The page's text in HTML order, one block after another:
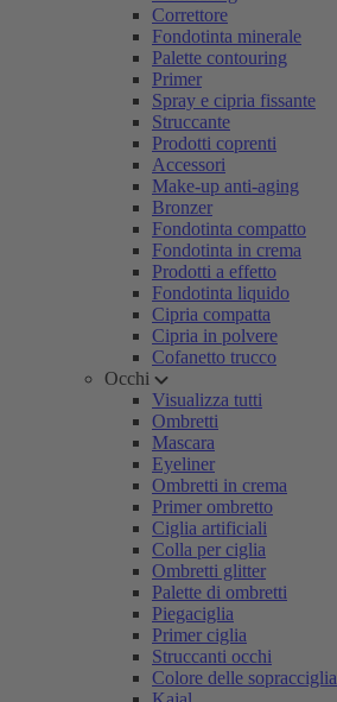
Correttore
Fondotinta minerale
Palette contouring
Primer
Spray e cipria fissante
Struccante
Prodotti coprenti
Accessori
Make-up anti-aging
Bronzer
Fondotinta compatto
Fondotinta in crema
Prodotti a effetto
Fondotinta liquido
Cipria compatta
Cipria in polvere
Cofanetto trucco
Occhi
Visualizza tutti
Ombretti
Mascara
Eyeliner
Ombretti in crema
Primer ombretto
Ciglia artificiali
Colla per ciglia
Ombretti glitter
Palette di ombretti
Piegaciglia
Primer ciglia
Struccanti occhi
Colore delle sopracciglia